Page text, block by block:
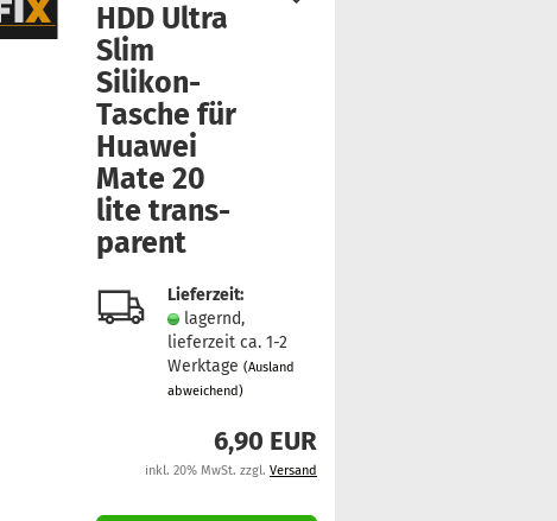
HDD Ultra
Slim
Silikon-​
Tasche für
Hua­wei
Mate 20
lite trans­
pa­rent
Lieferzeit:
lagernd,
lieferzeit ca. 1-2
Werktage(Ausland
abweichend)
6,90 EUR
inkl. 20% MwSt. zzgl. Versand